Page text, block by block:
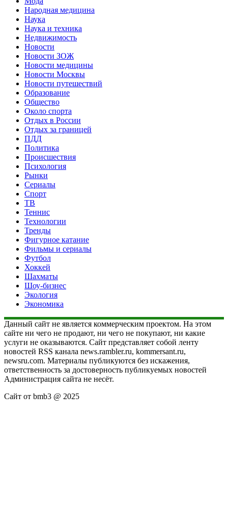
Народная медицина
Наука
Наука и техника
Недвижимость
Новости
Новости ЗОЖ
Новости медицины
Новости Москвы
Новости путешествий
Образование
Общество
Около спорта
Отдых в России
Отдых за границей
ПДД
Политика
Происшествия
Психология
Рынки
Сериалы
Спорт
ТВ
Теннис
Технологии
Тренды
Фигурное катание
Фильмы и сериалы
Футбол
Хоккей
Шахматы
Шоу-бизнес
Экология
Экономика
Данный сайт не является коммерческим проектом. На этом
сайте ни чего не продают, ни чего не покупают, ни какие
услуги не оказываются. Сайт представляет собой ленту
новостей RSS канала news.rambler.ru, kommersant.ru,
newsru.com. Материалы публикуются без искажения,
ответственность за достоверность публикуемых новостей
Администрация сайта не несёт.
Сайт от bmb3 @ 2025